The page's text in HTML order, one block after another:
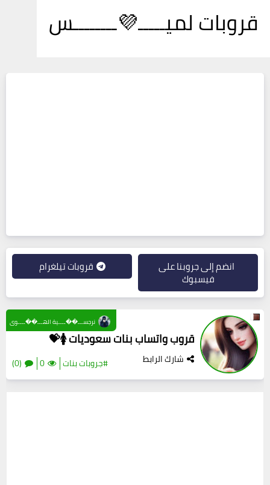
قروبات لميـــــ💜ــــــــس
انضم إلى جروبنا على
فيسبوك
قروبات تيلغرام
قروب واتساب بنات سعوديات 🚺💝
شارك الرابط #جروبات بنات 0
(0)
نرجســـ��ــــية الهـــ��ــــوى